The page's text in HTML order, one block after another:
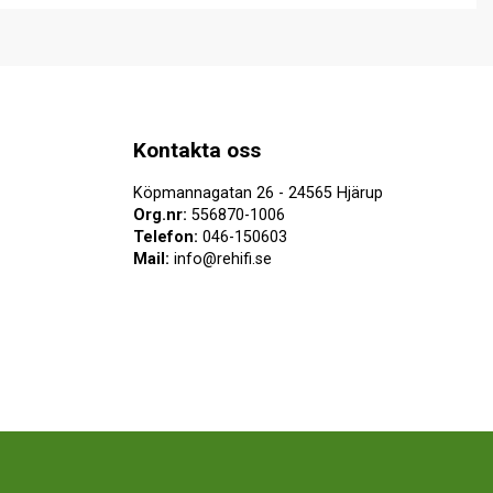
Kontakta oss
Köpmannagatan 26 - 24565 Hjärup
Org.nr: 556870-1006
Telefon: 046-150603
Mail: info@rehifi.se